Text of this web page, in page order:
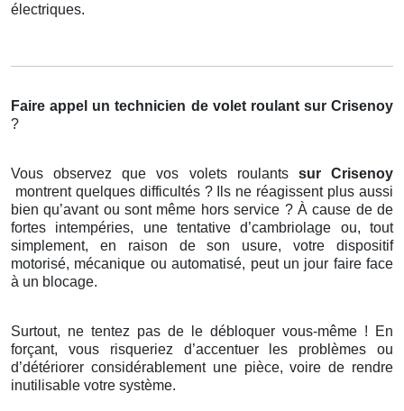
électriques.
Faire appel un technicien de volet roulant sur Crisenoy
?
Vous observez que vos volets roulants sur Crisenoy
montrent quelques difficultés ? Ils ne réagissent plus aussi
bien qu’avant ou sont même hors service ? À cause de de
fortes intempéries, une tentative d’cambriolage ou, tout
simplement, en raison de son usure, votre dispositif
motorisé, mécanique ou automatisé, peut un jour faire face
à un blocage.
Surtout, ne tentez pas de le débloquer vous-même ! En
forçant, vous risqueriez d’accentuer les problèmes ou
d’détériorer considérablement une pièce, voire de rendre
inutilisable votre système.